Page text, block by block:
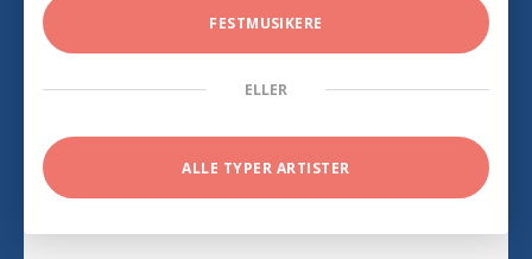
FESTMUSIKERE
ELLER
ALLE TYPER ARTISTER